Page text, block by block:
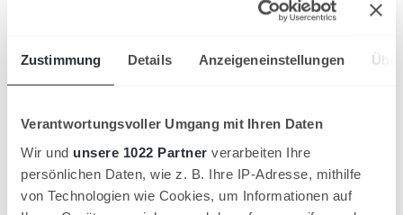
Zustimmung Details Anzeigeneinstellungen
Verantwortungsvoller Umgang mit Ihren Daten
Wir und unsere 1022 Partner verarbeiten Ihre
persönlichen Daten, wie z. B. Ihre IP-Adresse, mithilfe
von Technologien wie Cookies, um Informationen auf
sorgten unter anderem auch Schiedsrichter:innen, die u.a. vom
Saarländischen Tennisbund ausgebildet wurden.
Egal ob Ballkind, Volunteer oder das Team von Special Olympics
Bühne zu bieten.
Der Blick nach vorn: Die Reise geht weiter!
Die Spiele im Saarland sind vorbei, aber die Begeisterung und der
Wille, den Tennissport für
alle
zu öffnen, bleiben. Damit dieser
Schwung direkt in die Vereine getragen wird, laden der
Saarländische Tennisbund (STB)und Special Olympics